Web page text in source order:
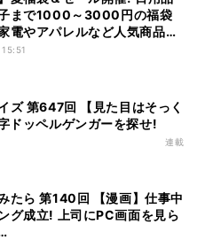
まで1000～3000円の福袋
電やアパレルなど人気商品も
ズ 第647回 【見た目はそっく
ドッペルゲンガーを探せ!
連載
たら 第140回 【漫画】仕事中
グ成立! 上司にPC画面を見ら